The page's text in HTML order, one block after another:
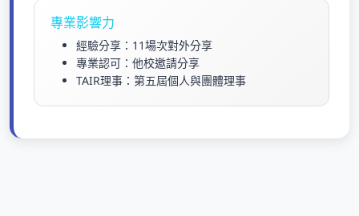
專業影響力
經驗分享：11場次對外分享
專業認可：他校邀請分享
TAIR理事：第五屆個人與團體理事